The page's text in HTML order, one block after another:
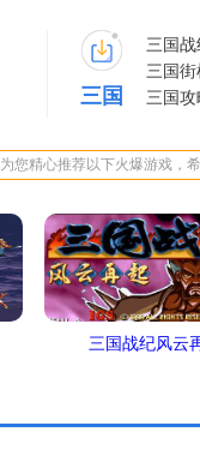
三国
三国战
三国街
三国攻
为您精心推荐以下火爆游戏，
三国战纪风云